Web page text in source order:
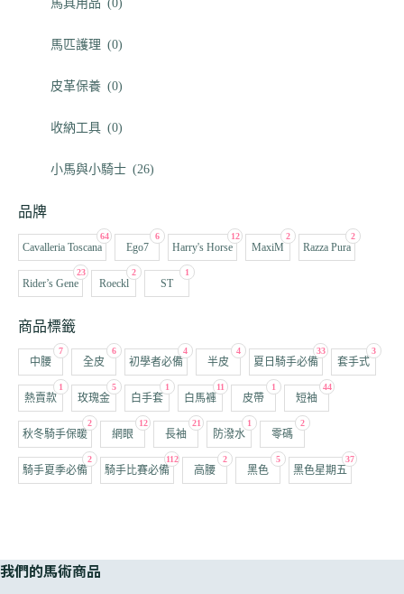
馬具用品 (0)
馬匹護理 (0)
皮革保養 (0)
收納工具 (0)
小馬與小騎士 (26)
品牌
64
Cavalleria Toscana
6
Ego7
12
Harry's Horse
2
MaxiM
2
Razza Pura
23
Rider’s Gene
2
Roeckl
1
ST
商品標籤
7
中腰
6
全皮
4
初學者必備
4
半皮
33
夏日騎手必備
3
套手式
1
熱賣款
5
玫瑰金
1
白手套
11
白馬褲
1
皮帶
44
短袖
2
秋冬騎手保暖
12
網眼
21
長袖
1
防潑水
2
零碼
2
騎手夏季必備
112
騎手比賽必備
2
高腰
5
黑色
37
黑色星期五
我們的馬術商品